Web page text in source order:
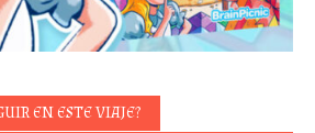
EN ESTE VIAJE?